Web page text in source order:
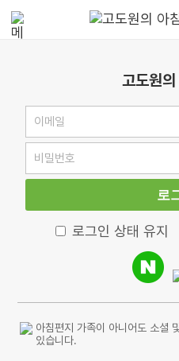
고도원의
로
로그인 상태 유지
아침편지 가족이 아니어도 소셜
있습니다.